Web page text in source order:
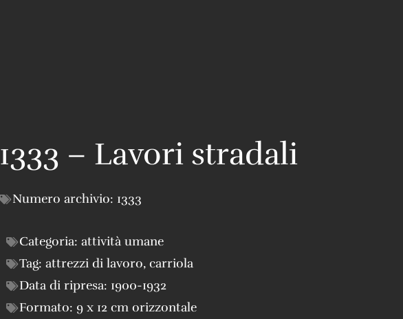
1333 – Lavori stradali
Numero archivio: 1333
Categoria: attività umane
Tag: attrezzi di lavoro, carriola
Data di ripresa: 1900-1932
Formato: 9 x 12 cm orizzontale